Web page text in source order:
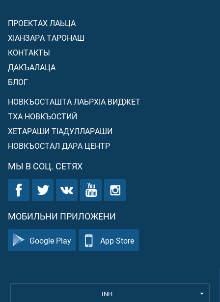
ПРОЕКТАХ ЛАЬЦА
ХIАНЗАРА ТАРОНАШ
КОНТАКТЫ
ДАКЪАЛАЦА
БЛОГ
НОВКЪОСТАШТА ЛАЬРХIА ВИДЖЕТ
ТХА НОВКЪОСТИЙ
ХЕТАРАШИ ТIАДУЛЛАРАШИ
НОВКЪОСТАЛ ДАРА ЦЕНТР
МЫ В СОЦ. СЕТЯХ
МОБИЛЬНИ ПРИЛОЖЕНИ
Google Play App Store
INH